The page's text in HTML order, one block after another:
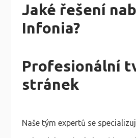
Jaké řešení
Infonia?
Profesionální
stránek
Naše tým expertů se